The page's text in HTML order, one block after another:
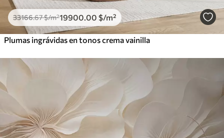
33166.67$/m²19900 .00 $/m²
Plumas ingrávidas en tonos crema vainilla